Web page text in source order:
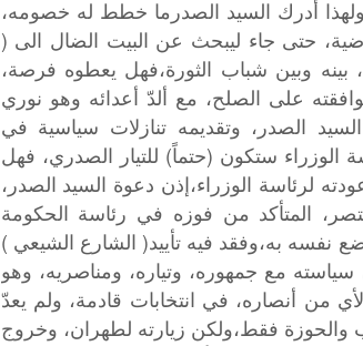
أدرك السيد الصدرما خطط له خصومه،
حتى جاء ليبحث عن البيت الضال الى (
بينه وبين شباب الثورة،فهل يعطوه فرصة،
على الصلح، مع ألدّ أعدائه وهو نوري
السيد الصدر، وتقديمه تنازلات سياسية في
الوزراء ستكون (حتماً) للتيار الصدري، فهل
لرئاسة الوزراء،إذن دعوة السيد الصدر،
المتأكد من فوزه في رئاسة
الحكومة
نفسه به،وفقد فيه تأييد( الشارع الشيعي )
سياسته مع جمهوره، وتياره، ومناصريه، وهو
لأي من أنصاره، في انتخابات قادمة، ولم يعدّ
والحوزة فقط،ولكن زيارته لطهران، وخروج